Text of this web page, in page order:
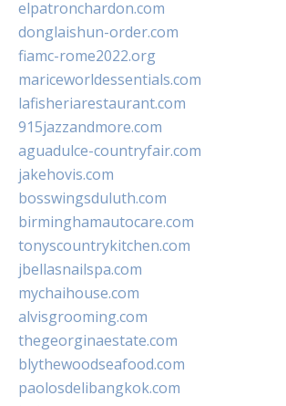
elpatronchardon.com
donglaishun-order.com
fiamc-rome2022.org
mariceworldessentials.com
lafisheriarestaurant.com
915jazzandmore.com
aguadulce-countryfair.com
jakehovis.com
bosswingsduluth.com
birminghamautocare.com
tonyscountrykitchen.com
jbellasnailspa.com
mychaihouse.com
alvisgrooming.com
thegeorginaestate.com
blythewoodseafood.com
paolosdelibangkok.com